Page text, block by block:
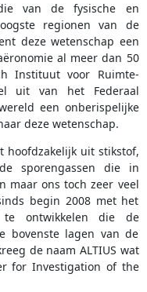
van de fysische en
regionen van de
deze wetenschap een
al meer dan 50
Instituut voor Ruimte-
uit van het Federaal
een onberispelijke
deze wetenschap.
hoofdzakelijk uit stikstof,
sporengassen die in
maar ons toch zeer veel
begin 2008 met het
ontwikkelen die de
bovenste lagen van de
de naam ALTIUS wat
for Investigation of the